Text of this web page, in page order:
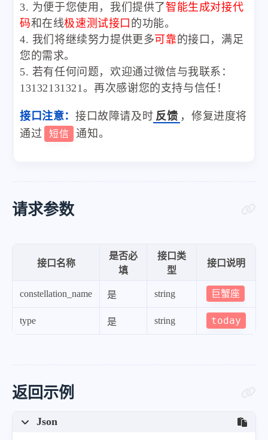
3. 为便于您使用，我们提供了智能生成对接代
码和在线极速测试接口 的功能。
4. 我们将继续努力提供更多可靠的接口，满足
您的需求。
5. 若有任何问题，欢迎通过微信与我联系：
13132131321。再次感谢您的支持与信任！
接口注意： 接口故障请及时 反馈 ，修复进度将
通过
短信 通知。
请求参数
接口名称
是否必
填
接口类
型
接口说明
constellation_name 是 string 巨蟹座
type 是 string today
返回示例
Json